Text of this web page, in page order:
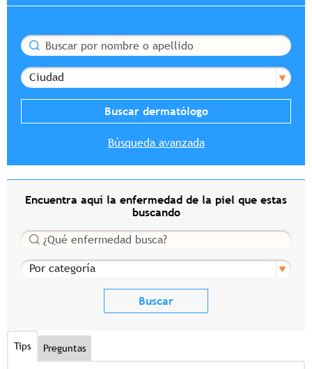
Buscar
Ciudad
Búsqueda avanzada
Encuentra aquí la enfermedad de la piel que estas
buscando
Buscar
Por categoría
Tips Preguntas